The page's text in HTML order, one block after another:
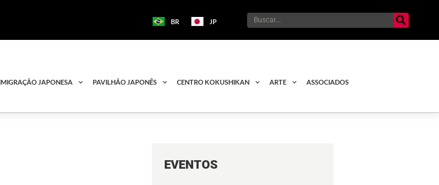
BR JP
JAPONESA PAVILHÃO JAPONÊS CENTRO KOKUSHIKAN ARTE ASSOCIADOS
EVENTOS